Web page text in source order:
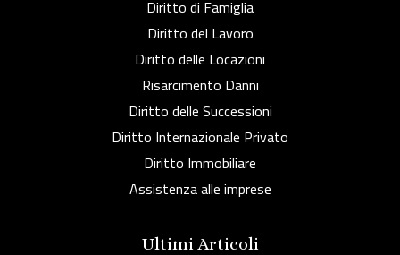
Diritto di Famiglia
Diritto del Lavoro
Diritto delle Locazioni
Risarcimento Danni
Diritto delle Successioni
Diritto Internazionale Privato
Diritto Immobiliare
Assistenza alle imprese
Ultimi Articoli